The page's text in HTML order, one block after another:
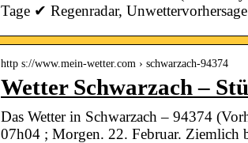
Tage ✔ Regenradar,
http s://www.mein-wetter.com › schwarzach-94374
Wetter Schwarzach –
Das Wetter in Schwarzach – 94374
07h04 ; Morgen. 22. Februar.